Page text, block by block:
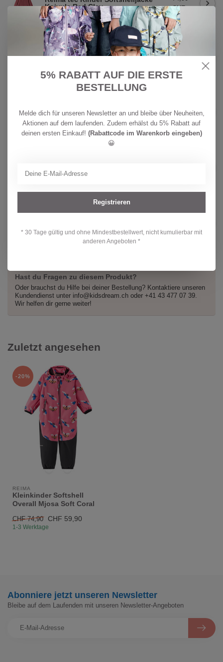
Koivula Red Clay
Auf Lager
CHF
59,90
REIMA
Reima Kinder Steppjacke Uumaja
Auf Lager
CHF
Green
Auf Lager
CHF
44,90
Blooming Lilac
Auf Lager
Hast du Fragen zu diesem Produkt?
Oder brauchst du Hilfe bei deiner Bestellung? Kontaktiere unseren
Kundendienst unter info@kidsdream.ch oder +41 43 477 07 39.
Wir helfen dir gerne weiter!
Zuletzt angesehen
-20%
REIMA
Kleinkinder Softshell
Overall Mjosa Soft Coral
CHF 74,90 CHF 59,90
1-3 Werktage
Abonniere jetzt unseren Newsletter
Bleibe auf dem Laufenden mit unseren Newsletter-Angeboten
5% RABATT AUF DIE ERSTE
BESTELLUNG
Melde dich für unseren Newsletter an und bleibe über Neuheiten,
Aktionen auf dem laufenden. Zudem erhälst du 5% Rabatt auf
deinen ersten Einkauf! (Rabattcode im Warenkorb eingeben)
😀
Registrieren
* 30 Tage gültig und ohne Mindestbestellwert, nicht kumulierbar mit
anderen Angeboten *